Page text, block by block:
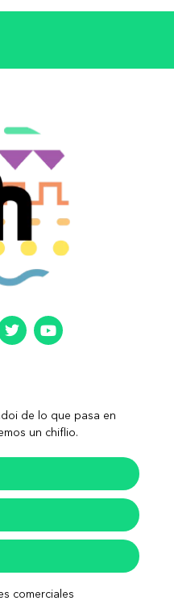
de lo que pasa en
un chiflio.
comerciales